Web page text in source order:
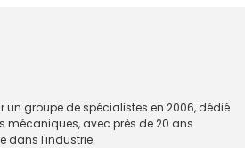
un groupe de spécialistes en 2006, dédié
mécaniques, avec près de 20 ans
dans l'industrie.